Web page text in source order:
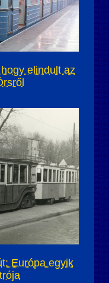
elindult az
Európa egyik